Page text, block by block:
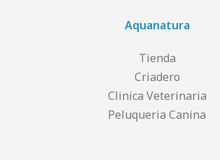
Aquanatura
Tienda
Criadero
Clinica Veterinaria
Peluqueria Canina